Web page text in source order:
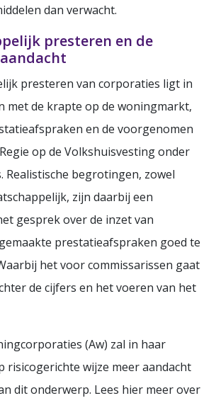
dan verwacht.
presteren en de
presteren van corporaties ligt in
met de krapte op de woningmarkt,
en de voorgenomen
op de Volkshuisvesting onder
Realistische begrotingen, zowel
zijn daarbij een
gesprek over de inzet van
prestatieafspraken goed te
het voor commissarissen gaat
de cijfers en het voeren van het
(Aw) zal in haar
risicogerichte wijze meer aandacht
dit onderwerp. Lees hier meer over